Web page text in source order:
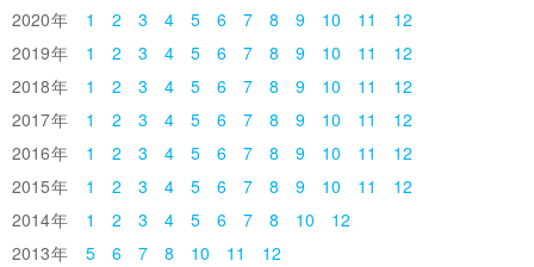
2020
1 2 3 4 5 6 7 8 9 10 11
12
2019
1 2 3 4 5 6 7 8 9 10 11
12
2018
1 2 3 4 5 6 7 8 9 10 11
12
2017
1 2 3 4 5 6 7 8 9 10 11
12
2016
1 2 3 4 5 6 7 8 9 10 11
12
2015
1 2 3 4 5 6 7 8 9 10 11
12
2014
1 2 3 4 5 6 7 8 10
12
2013
5 6 7 8 10 11
12